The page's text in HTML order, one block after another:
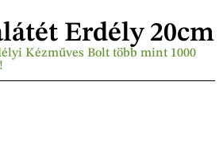
Kézműves Bolt több mint 1000
Erdély 20cm